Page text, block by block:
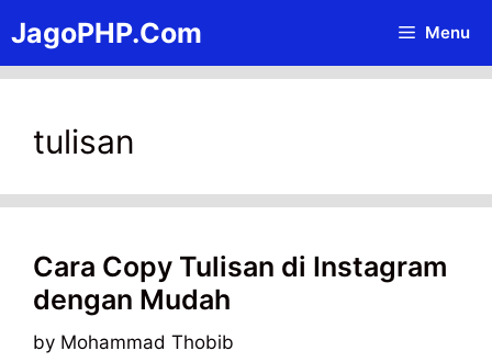
to
content
JagoPHP.Com Menu
tulisan
Cara Copy Tulisan di Instagram
dengan Mudah
by Mohammad Thobib